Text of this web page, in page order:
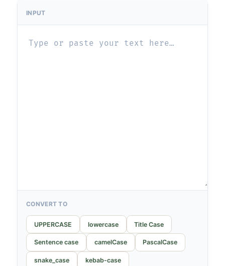
INPUT
CONVERT TO
UPPERCASE lowercase Title Case
Sentence case camelCase PascalCase
snake_case kebab-case